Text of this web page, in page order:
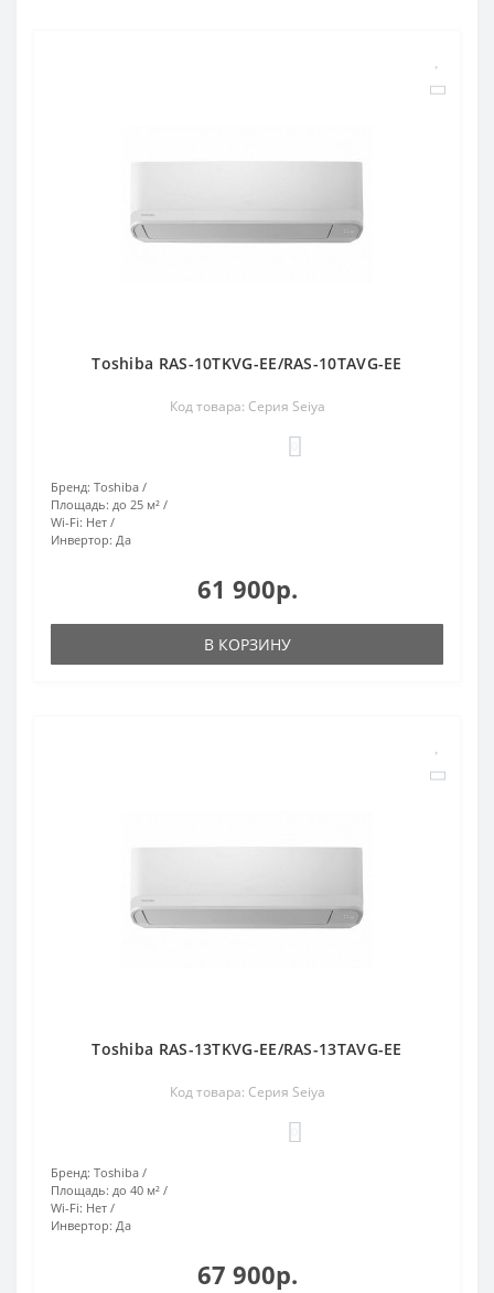
Toshiba RAS-10TKVG-EE/RAS-10TAVG-EE
Код товара: Серия Seiya
Бренд: Toshiba
Площадь: до 25 м²
Wi-Fi: Нет
Инвертор: Да
61 900р.
В КОРЗИНУ
Toshiba RAS-13TKVG-EE/RAS-13TAVG-EE
Код товара: Серия Seiya
Бренд: Toshiba
Площадь: до 40 м²
Wi-Fi: Нет
Инвертор: Да
67 900р.